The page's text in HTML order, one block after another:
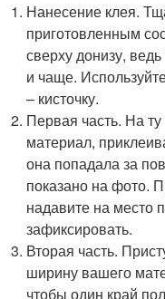
Нанесение клея.
приготовленным
сверху донизу,
и чаще.
– кисточку.
Первая часть. На
материал,
она попадала за
показано на фото.
надавите на место
зафиксировать.
Вторая часть.
ширину вашего
чтобы один край